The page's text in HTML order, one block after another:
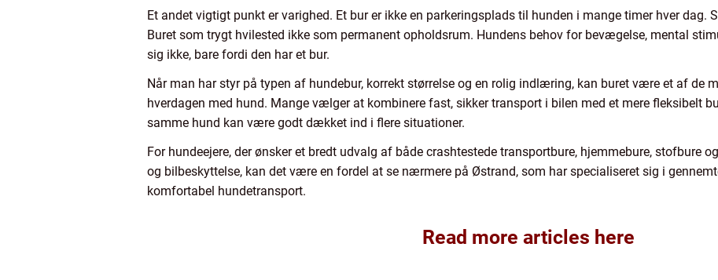
Et andet vigtigt punkt er varighed. Et bur er ikke en parkeringsplads til hunden i mange timer hver dag.
Buret som trygt hvilested ikke som permanent opholdsrum. Hundens behov for bevægelse, mental
sig ikke, bare fordi den har et bur.
Når man har styr på typen af hundebur, korrekt størrelse og en rolig indlæring, kan buret være et af de
hverdagen med hund. Mange vælger at kombinere fast, sikker transport i bilen med et mere fleksibelt
samme hund kan være godt dækket ind i flere situationer.
For hundeejere, der ønsker et bredt udvalg af både crashtestede transportbure, hjemmebure, stofbure
og bilbeskyttelse, kan det være en fordel at se nærmere på Østrand, som har specialiseret sig i
komfortabel hundetransport.
Read more articles here